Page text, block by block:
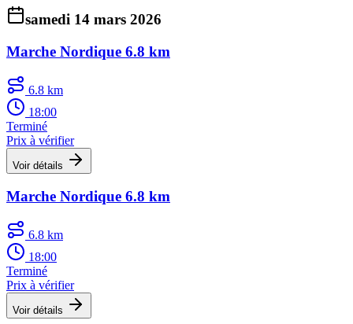
samedi 14 mars 2026
Marche Nordique 6.8 km
6.8 km
18:00
Terminé
Prix à vérifier
Voir détails
Marche Nordique 6.8 km
6.8 km
18:00
Terminé
Prix à vérifier
Voir détails